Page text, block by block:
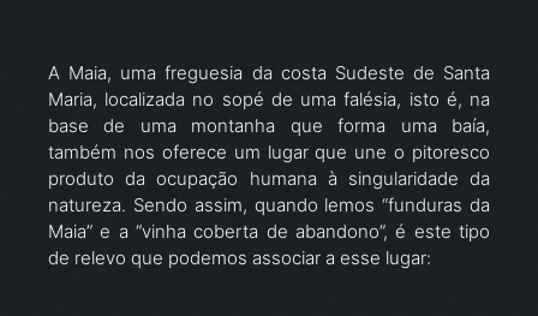
A Maia, uma freguesia da costa Sudeste de Santa
Maria, localizada no sopé de uma falésia, isto é, na
base de uma montanha que forma uma baía,
também nos oferece um lugar que une o pitoresco
produto da ocupação humana à singularidade da
natureza. Sendo assim, quando lemos “funduras da
Maia” e a “vinha coberta de abandono”, é este tipo
de relevo que podemos associar a esse lugar: